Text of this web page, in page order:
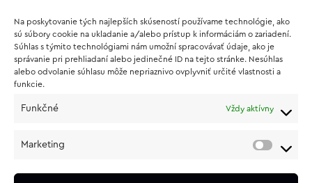
Na poskytovanie tých najlepších skúseností používame technológie, ako
sú súbory cookie na ukladanie a/alebo prístup k informáciám o zariadení.
Súhlas s týmito technológiami nám umožní spracovávať údaje, ako je
správanie pri prehliadaní alebo jedinečné ID na tejto stránke. Nesúhlas
alebo odvolanie súhlasu môže nepriaznivo ovplyvniť určité vlastnosti a
funkcie.
Funkčné Vždy aktívny
Marketing
Vernostný program
O NÁKUPE
Vrátenie a reklamácia tovaru